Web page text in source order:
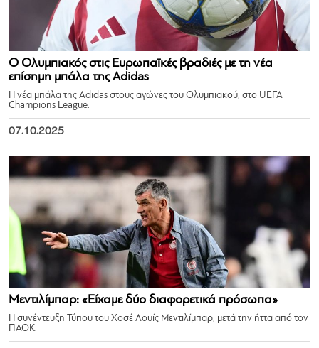
Ο Ολυμπιακός στις Ευρωπαϊκές βραδιές με τη νέα
επίσημη μπάλα της Adidas
Η νέα μπάλα της Adidas στους αγώνες του Ολυμπιακού, στο UEFA
Champions League.
07.10.2025
Μεντιλίμπαρ: «Είχαμε δύο διαφορετικά πρόσωπα»
Η συνέντευξη Τύπου του Χοσέ Λουίς Μεντιλίμπαρ, μετά την ήττα από τον
ΠΑΟΚ.